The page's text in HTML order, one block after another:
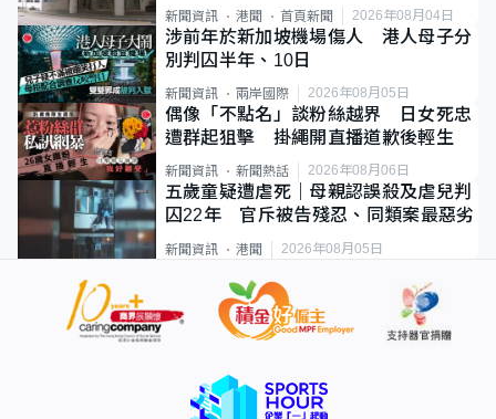
新聞資訊 港聞 首頁新聞 2026年08月04日
涉前年於新加坡機場傷人 港人母子分
別判囚半年、10日
新聞資訊 兩岸國際 2026年08月05日
偶像「不點名」談粉絲越界 日女死忠
遭群起狙擊 掛繩開直播道歉後輕生
新聞資訊 新聞熱話 2026年08月06日
五歲童疑遭虐死｜母親認誤殺及虐兒判
囚22年 官斥被告殘忍、同類案最惡劣
新聞資訊 港聞 2026年08月05日